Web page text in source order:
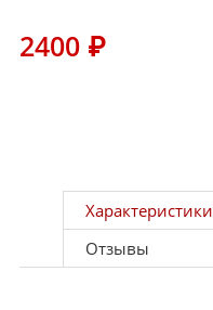
2400 ₽
Характеристики
Отзывы